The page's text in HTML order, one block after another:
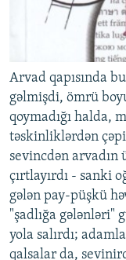
Arvad qapısında
gəlmişdi, ömrü
qoymadığı halda,
təskinliklərdən
sevincdən arvadın
çırtlayırdı - sanki
gələn pay-püşkü
"şadlığa gələnləri"
yola salırdı;
qalsalar da,